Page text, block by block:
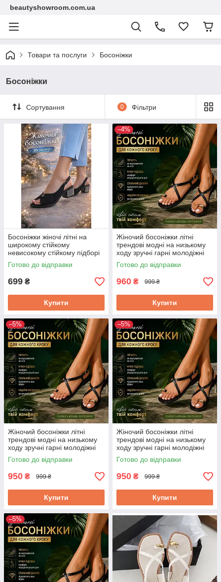
beautyshowroom.com.ua
Товари та послуги Босоніжки
Босоніжки
Сортування 0 Фільтри
Босоніжки жіночі літні на
широкому стійкому
невисокому стійкому підборі
гарні 36 р чорні
Готово до відправки
699 ₴
Купити
–4%
Жіночий босоніжки літні
трендові модні на низькому
ходу зручні гарні молодіжні
37 р чорний
Готово до відправки
960 ₴ 999 ₴
Купити
–5%
Жіночий босоніжки літні
трендові модні на низькому
ходу зручні гарні молодіжні
39 р чорний
Готово до відправки
950 ₴ 999 ₴
Купити
–5%
Жіночий босоніжки літні
трендові модні на низькому
ходу зручні гарні молодіжні
38 р чорний
Готово до відправки
950 ₴ 999 ₴
Купити
–5%